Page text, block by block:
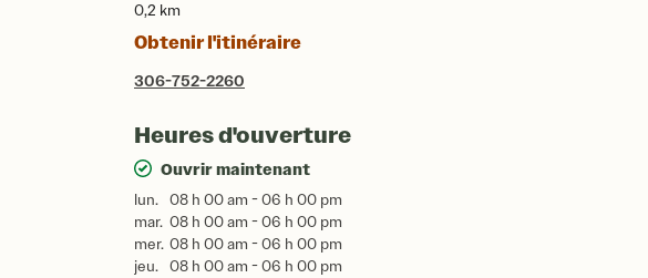
0,2 km
Obtenir l'itinéraire
306-752-2260
Heures d'ouverture
Ouvrir maintenant
lun. 08 h 00 am - 06 h 00 pm
mar. 08 h 00 am - 06 h 00 pm
mer. 08 h 00 am - 06 h 00 pm
jeu. 08 h 00 am - 06 h 00 pm